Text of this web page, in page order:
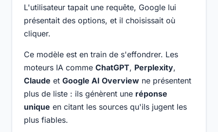
L'utilisateur tapait une requête, Google lui
présentait des options, et il choisissait où
cliquer.
Ce modèle est en train de s'effondrer. Les
moteurs IA comme ChatGPT, Perplexity,
Claude et Google AI Overview ne présentent
plus de liste : ils génèrent une réponse
unique en citant les sources qu'ils jugent les
plus fiables.